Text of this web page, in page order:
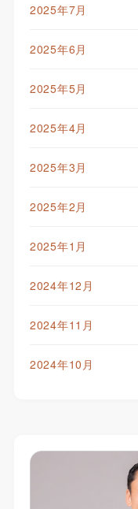
2025年7月
2025年6月
2025年5月
2025年4月
2025年3月
2025年2月
2025年1月
2024年12月
2024年11月
2024年10月